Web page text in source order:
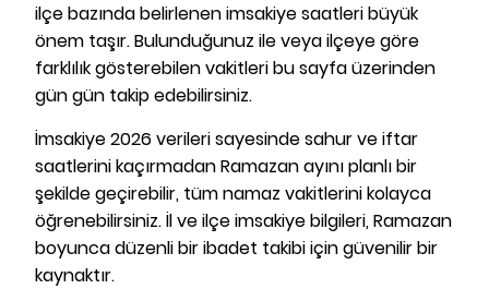
ilçe bazında belirlenen imsakiye saatleri büyük
önem taşır. Bulunduğunuz ile veya ilçeye göre
farklılık gösterebilen vakitleri bu sayfa üzerinden
gün gün takip edebilirsiniz.
İmsakiye 2026 verileri sayesinde sahur ve iftar
saatlerini kaçırmadan Ramazan ayını planlı bir
şekilde geçirebilir, tüm namaz vakitlerini kolayca
öğrenebilirsiniz. İl ve ilçe imsakiye bilgileri, Ramazan
boyunca düzenli bir ibadet takibi için güvenilir bir
kaynaktır.